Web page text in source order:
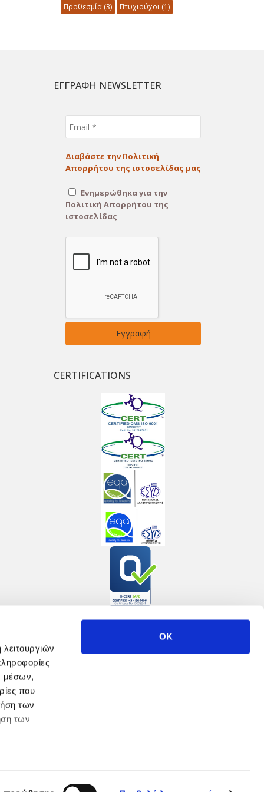
μέσων,
που
των
των
OK
Προθεσμία (3) Πτυχιούχοι (1)
ΕΓΓΡΑΦΗ NEWSLETTER
Διαβάστε την Πολιτική
Απορρήτου της ιστοσελίδας μας
Ενημερώθηκα για την
Πολιτική Απορρήτου της
ιστοσελίδας
CERTIFICATIONS